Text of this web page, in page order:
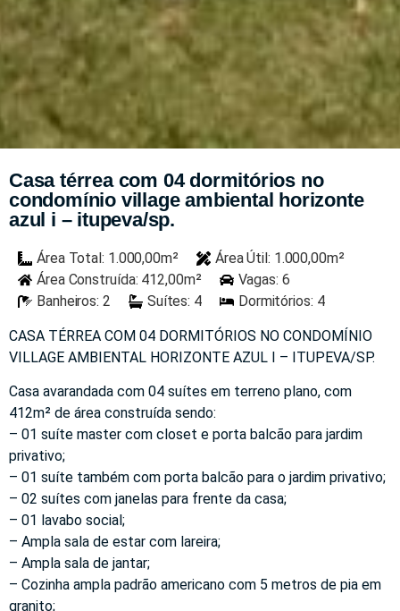
Casa térrea com 04 dormitórios no
condomínio village ambiental horizonte
azul i – itupeva/sp.
Área Total: 1.000,00m²
Área Útil: 1.000,00m²
Área Construída: 412,00m²
Vagas: 6
Banheiros: 2
Suítes: 4 Dormitórios: 4
CASA TÉRREA COM 04 DORMITÓRIOS NO CONDOMÍNIO
VILLAGE AMBIENTAL HORIZONTE AZUL I – ITUPEVA/SP.
Casa avarandada com 04 suítes em terreno plano, com
412m² de área construída sendo:
– 01 suíte master com closet e porta balcão para jardim
privativo;
– 01 suíte também com porta balcão para o jardim privativo;
– 02 suítes com janelas para frente da casa;
– 01 lavabo social;
– Ampla sala de estar com lareira;
– Ampla sala de jantar;
– Cozinha ampla padrão americano com 5 metros de pia em
granito;